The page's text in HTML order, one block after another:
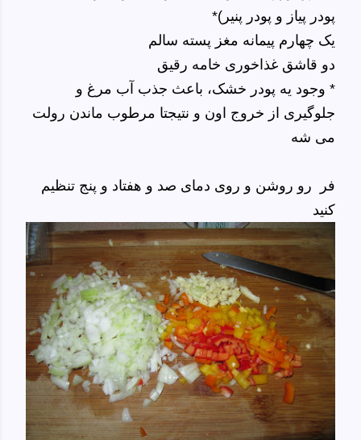
پودر پیاز و پودر پنیر)*
یک چهارم پیمانه مغز پسته سالم
دو قاشق غذاخوری خامه رقیق
* وجود یه پودر خشک، باعث جذب آب مرغ و
جلوگیری از خروج اون و نتیجتا مرطوب ماندن رولت
می شه
فر رو روشن و روی دمای صد و هفتاد و پنج تنظیم
کنید